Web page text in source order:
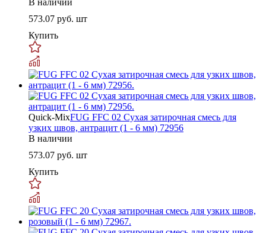
573.07 руб. шт
Купить
Quick-MixFUG FFC 02 Сухая затирочная смесь для
узких швов, антрацит (1 - 6 мм) 72956
В наличии
573.07 руб. шт
Купить